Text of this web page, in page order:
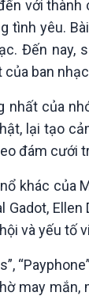
với
tình yêu.
Đến nay,
ban
nhất của
lại tạo
đám cưới
khác
và yếu tố
may